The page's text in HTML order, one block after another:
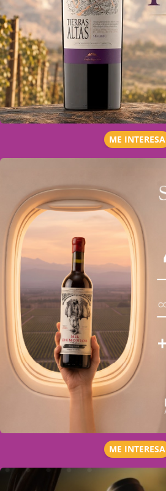
ME INTERESA
ME INTERESA